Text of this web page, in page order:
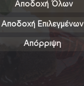
Αποδοχή Όλων
Αποδοχή Επιλεγμένων
Απόρριψη